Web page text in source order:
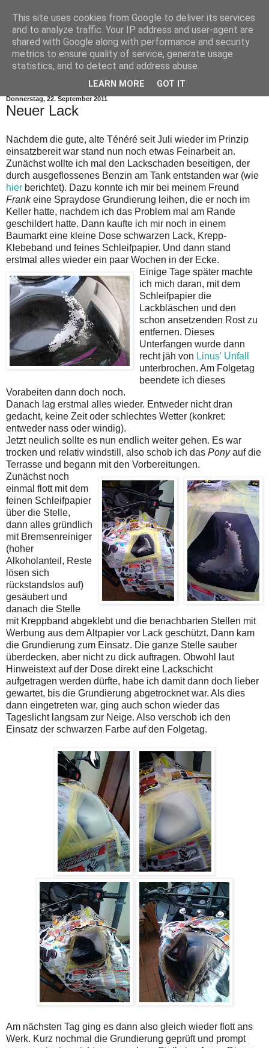
Donnerstag, 22. September 2011
Neuer Lack
Nachdem die gute, alte Ténéré seit Juli wieder im Prinzip
einsatzbereit war stand nun noch etwas Feinarbeit an.
Zunächst wollte ich mal den Lackschaden beseitigen, der
durch ausgeflossenes Benzin am Tank entstanden war (wie
hier berichtet). Dazu konnte ich mir bei meinem Freund
Frankeine Spraydose Grundierung leihen, die er noch im
Keller hatte, nachdem ich das Problem mal am Rande
geschildert hatte. Dann kaufte ich mir noch in einem
Baumarkt eine kleine Dose schwarzen Lack, Krepp-
Klebeband und feines Schleifpapier. Und dann stand
erstmal alles wieder ein paar Wochen in der Ecke.
Einige Tage später machte
ich mich daran, mit dem
Schleifpapier die
Lackbläschen und den
schon ansetzenden Rost zu
entfernen. Dieses
Unterfangen wurde dann
recht jäh von Linus' Unfall
unterbrochen. Am Folgetag
beendete ich dieses
Vorabeiten dann doch noch.
Danach lag erstmal alles wieder. Entweder nicht dran
gedacht, keine Zeit oder schlechtes Wetter (konkret:
entweder nass oder windig).
Jetzt neulich sollte es nun endlich weiter gehen. Es war
trocken und relativ windstill, also schob ich das Ponyauf die
Terrasse und begann mit den Vorbereitungen.
Zunächst noch
einmal flott mit dem
feinen Schleifpapier
über die Stelle,
dann alles gründlich
mit Bremsenreiniger
(hoher
Alkoholanteil, Reste
lösen sich
rückstandslos auf)
gesäubert und
danach die Stelle
mit Kreppband abgeklebt und die benachbarten Stellen mit
Werbung aus dem Altpapier vor Lack geschützt. Dann kam
die Grundierung zum Einsatz. Die ganze Stelle sauber
überdecken, aber nicht zu dick auftragen. Obwohl laut
Hinweistext auf der Dose direkt eine Lackschicht
aufgetragen werden dürfte, habe ich damit dann doch lieber
gewartet, bis die Grundierung abgetrocknet war. Als dies
dann eingetreten war, ging auch schon wieder das
Tageslicht langsam zur Neige. Also verschob ich den
Einsatz der schwarzen Farbe auf den Folgetag.
Am nächsten Tag ging es dann also gleich wieder flott ans
Werk. Kurz nochmal die Grundierung geprüft und prompt
This site uses cookies from Google to deliver its services
and to analyze traffic. Your IP address and user-agent are
shared with Google along with performance and security
metrics to ensure quality of service, generate usage
statistics, and to detect and address abuse.
LEARN MORE GOT IT